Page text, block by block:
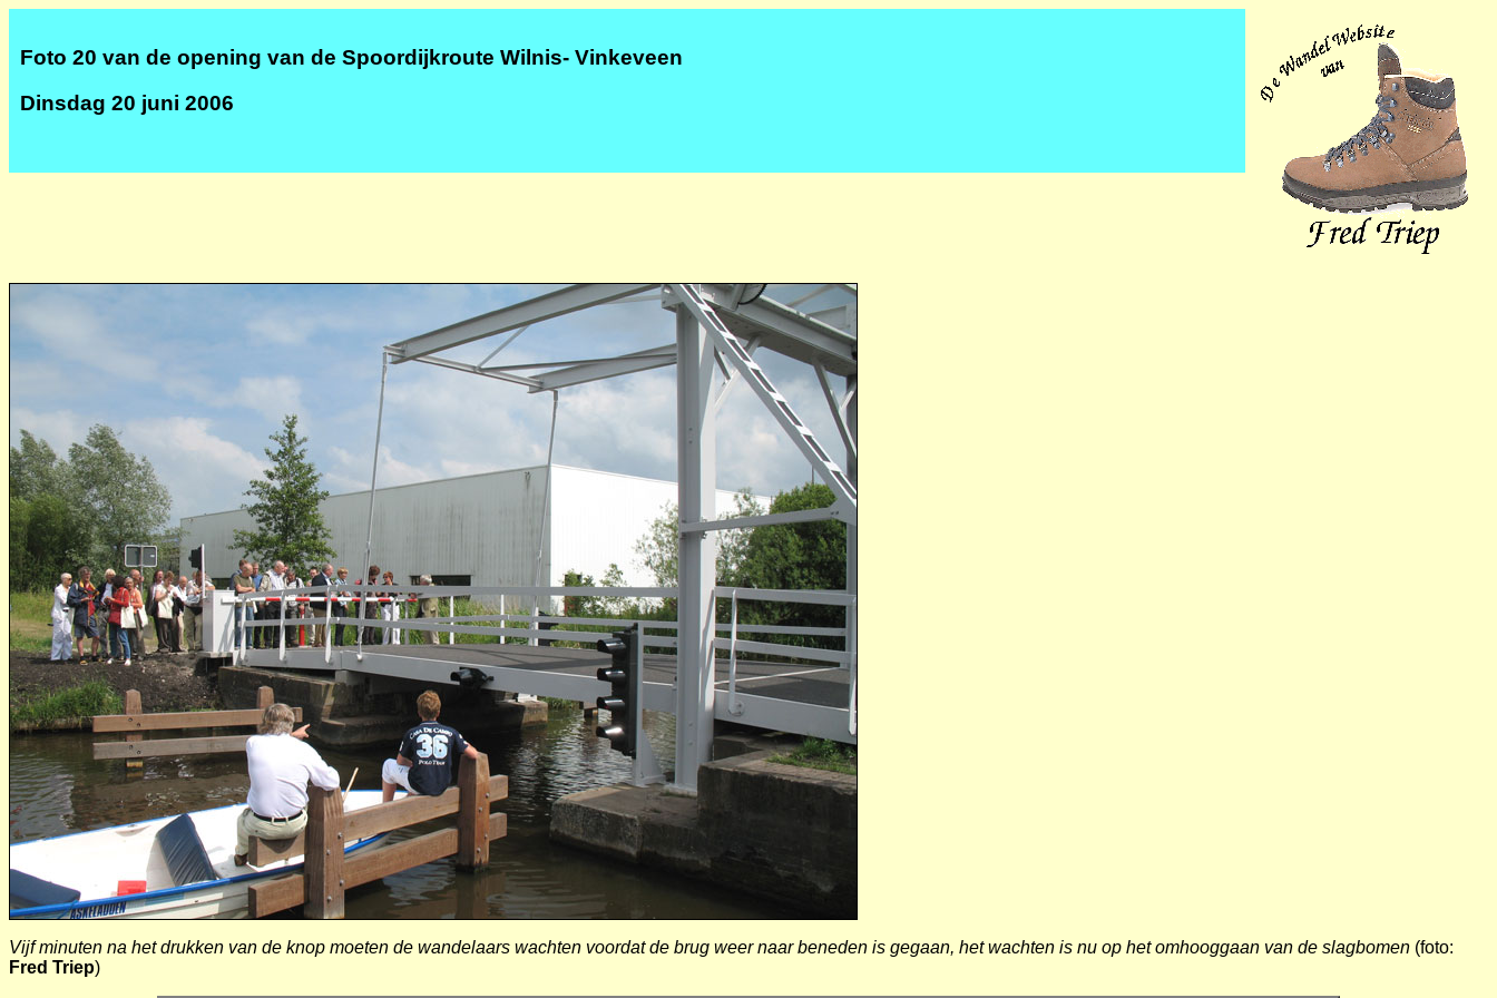
Foto 20 van de opening van de Spoordijkroute Wilnis- Vinkeveen
Dinsdag 20 juni 2006
Vijf minuten na het drukken van de knop moeten de wandelaars wachten voordat de brug weer naar beneden is gegaan, het wachten is nu op het omhooggaan van de slagbomen (foto:
Fred Triep)